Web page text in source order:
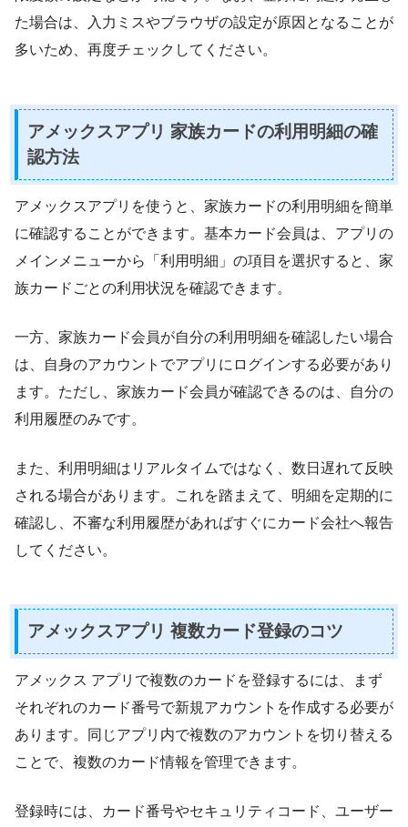
た場合は、入力ミスやブラウザの設定が原因となることが
多いため、再度チェックしてください。
アメックスアプリ 家族カードの利用明細の確
認方法
アメックスアプリを使うと、家族カードの利用明細を簡単
に確認することができます。基本カード会員は、アプリの
メインメニューから「利用明細」の項目を選択すると、家
族カードごとの利用状況を確認できます。
一方、家族カード会員が自分の利用明細を確認したい場合
は、自身のアカウントでアプリにログインする必要があり
ます。ただし、家族カード会員が確認できるのは、自分の
利用履歴のみです。
また、利用明細はリアルタイムではなく、数日遅れて反映
される場合があります。これを踏まえて、明細を定期的に
確認し、不審な利用履歴があればすぐにカード会社へ報告
してください。
アメックスアプリ 複数カード登録のコツ
アメックス アプリで複数のカードを登録するには、まず
それぞれのカード番号で新規アカウントを作成する必要が
あります。同じアプリ内で複数のアカウントを切り替える
ことで、複数のカード情報を管理できます。
登録時には、カード番号やセキュリティコード、ユーザー